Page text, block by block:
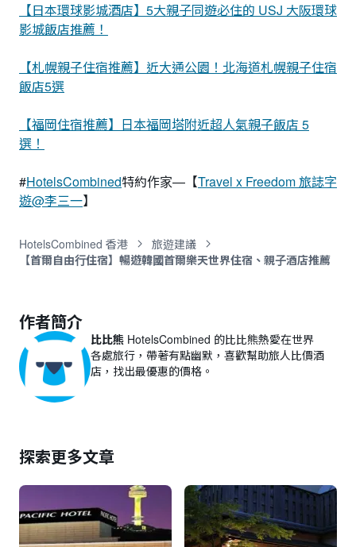
【日本環球影城酒店】5大親子同遊必住的 USJ 大阪環球
影城飯店推薦！
【札幌親子住宿推薦】近大通公園！北海道札幌親子住宿
飯店5選
【福岡住宿推薦】日本福岡塔附近超人氣親子飯店 5
選！
#HotelsCombined特約作家—【Travel x Freedom 旅誌字
遊@李三一】
HotelsCombined 香港
旅遊建議
【首爾自由行住宿】暢遊韓國首爾樂天世界住宿、親子酒店推薦
作者簡介
比比熊 HotelsCombined 的比比熊熱愛在世界
各處旅行，帶著有點幽默，喜歡幫助旅人比價酒
店，找出最優惠的價格。
探索更多文章